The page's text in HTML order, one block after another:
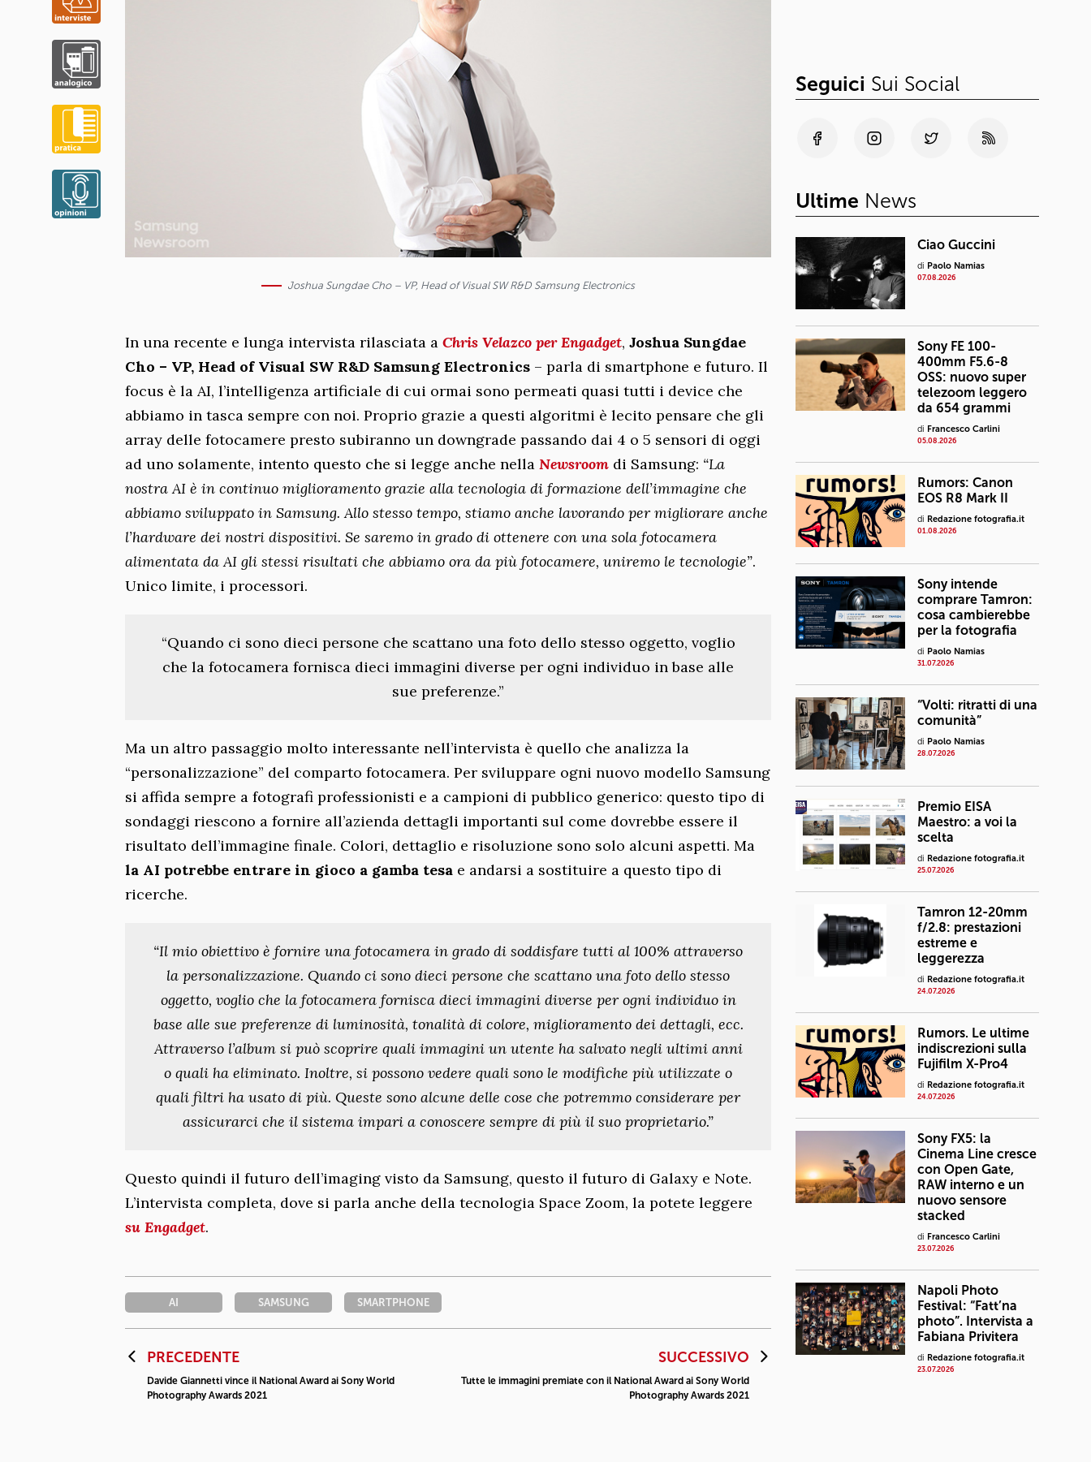
Joshua Sungdae Cho – VP, Head of Visual SW R&D Samsung Electronics
In una recente e lunga intervista rilasciata a Chris Velazco per Engadget, Joshua Sungdae
Cho – VP, Head of Visual SW R&D Samsung Electronics – parla di smartphone e futuro. Il
focus è la AI, l’intelligenza artificiale di cui ormai sono permeati quasi tutti i device che
abbiamo in tasca sempre con noi. Proprio grazie a questi algoritmi è lecito pensare che gli
array delle fotocamere presto subiranno un downgrade passando dai 4 o 5 sensori di oggi
ad uno solamente, intento questo che si legge anche nella Newsroom di Samsung: “La
nostra AI è in continuo miglioramento grazie alla tecnologia di formazione dell’immagine che
abbiamo sviluppato in Samsung. Allo stesso tempo, stiamo anche lavorando per migliorare anche
l’hardware dei nostri dispositivi. Se saremo in grado di ottenere con una sola fotocamera
alimentata da AI gli stessi risultati che abbiamo ora da più fotocamere, uniremo le tecnologie”.
Unico limite, i processori.
“Quando ci sono dieci persone che scattano una foto dello stesso oggetto, voglio
che la fotocamera fornisca dieci immagini diverse per ogni individuo in base alle
sue preferenze.”
Ma un altro passaggio molto interessante nell’intervista è quello che analizza la
“personalizzazione” del comparto fotocamera. Per sviluppare ogni nuovo modello Samsung
si affida sempre a fotografi professionisti e a campioni di pubblico generico: questo tipo di
sondaggi riescono a fornire all’azienda dettagli importanti sul come dovrebbe essere il
risultato dell’immagine finale. Colori, dettaglio e risoluzione sono solo alcuni aspetti. Ma
la AI potrebbe entrare in gioco a gamba tesa e andarsi a sostituire a questo tipo di
ricerche.
“Il mio obiettivo è fornire una fotocamera in grado di soddisfare tutti al 100% attraverso
la personalizzazione. Quando ci sono dieci persone che scattano una foto dello stesso
oggetto, voglio che la fotocamera fornisca dieci immagini diverse per ogni individuo in
base alle sue preferenze di luminosità, tonalità di colore, miglioramento dei dettagli, ecc.
Attraverso l’album si può scoprire quali immagini un utente ha salvato negli ultimi anni
o quali ha eliminato. Inoltre, si possono vedere quali sono le modifiche più utilizzate o
quali filtri ha usato di più. Queste sono alcune delle cose che potremmo considerare per
assicurarci che il sistema impari a conoscere sempre di più il suo proprietario.”
Questo quindi il futuro dell’imaging visto da Samsung, questo il futuro di Galaxy e Note.
L’intervista completa, dove si parla anche della tecnologia Space Zoom, la potete leggere
su Engadget.
AI SAMSUNG SMARTPHONE
PRECEDENTE
Davide Giannetti vince il National Award ai Sony World
Photography Awards 2021
SUCCESSIVO
Tutte le immagini premiate con il National Award ai Sony World
Photography Awards 2021
Seguici Sui Social
Ultime News
Ciao Guccini
di Paolo Namias
07.08.2026
Sony FE 100-
400mm F5.6-8
OSS: nuovo super
telezoom leggero
da 654 grammi
di Francesco Carlini
05.08.2026
Rumors: Canon
EOS R8 Mark II
di Redazione fotografia.it
01.08.2026
Sony intende
comprare Tamron:
cosa cambierebbe
per la fotografia
di Paolo Namias
31.07.2026
“Volti: ritratti di una
comunità”
di Paolo Namias
28.07.2026
Premio EISA
Maestro: a voi la
scelta
di Redazione fotografia.it
25.07.2026
Tamron 12-20mm
f/2.8: prestazioni
estreme e
leggerezza
di Redazione fotografia.it
24.07.2026
Rumors. Le ultime
indiscrezioni sulla
Fujifilm X-Pro4
di Redazione fotografia.it
24.07.2026
Sony FX5: la
Cinema Line cresce
con Open Gate,
RAW interno e un
nuovo sensore
stacked
di Francesco Carlini
23.07.2026
Napoli Photo
Festival: “Fatt’na
photo”. Intervista a
Fabiana Privitera
di Redazione fotografia.it
23.07.2026